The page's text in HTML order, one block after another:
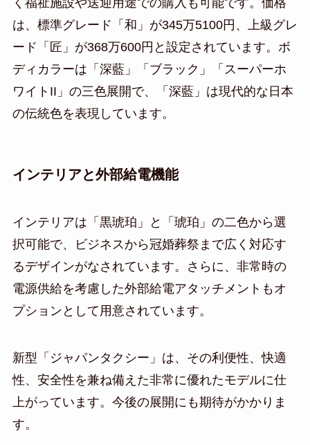
は、標準グレード「和」が345万5100円、上級グレ
ード「匠」が368万600円と設定されています。ボ
ディカラーは「深藍」「ブラック」「スーパーホ
ワイトII」の三色展開で、「深藍」は現代的な日本
の伝統色を表現しています。
インテリアと外部給電機能
インテリアは「黒琥珀」と「琥珀」の二色から選
択可能で、ビジネスから冠婚葬祭まで広く対応す
るデザインがなされています。さらに、非常時の
電源供給を考慮した外部給電アタッチメントもオ
プションとして用意されています。
新型「ジャパンタクシー」は、その利便性、快適
性、安全性を兼ね備えた非常に優れたモデルに仕
上がっています。今後の展開にも期待がかかりま
す。